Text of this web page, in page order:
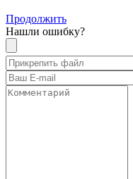
Продолжить
Нашли ошибку?